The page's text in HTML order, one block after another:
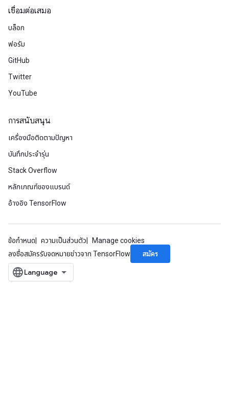
เชื่อมต่อเสมอ
บล็อก
ฟอรัม
GitHub
Twitter
YouTube
การสนับสนุน
เครื่องมือติดตามปัญหา
บันทึกประจำรุ่น
Stack Overflow
หลักเกณฑ์ของแบรนด์
อ้างอิง TensorFlow
ข้อกำหนด ความเป็นส่วนตัว
Manage cookies
ลงชื่อสมัครรับจดหมายข่าวจาก TensorFlow
สมัคร